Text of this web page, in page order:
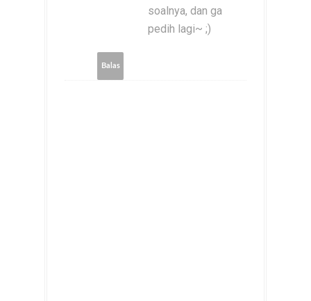
soalnya, dan ga
pedih lagi~ ;)
Balas